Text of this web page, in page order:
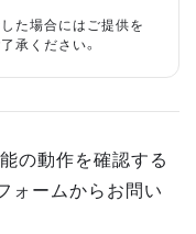
た場合にはご提供を
承ください。
の動作を確認する
ォームからお問い